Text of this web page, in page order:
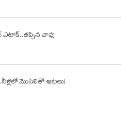
చావు
మొసలితో ఆటలు!